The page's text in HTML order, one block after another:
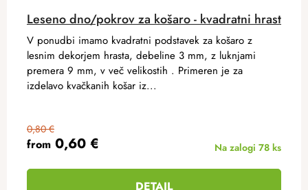
Leseno dno/pokrov za košaro - kvadratni hrast
from 0,60 €
0,80 €
Na zalogi 78 ks
DETAIL
V ponudbi imamo kvadratni podstavek za košaro z
lesnim dekorjem hrasta, debeline 3 mm, z luknjami
premera 9 mm, v več velikostih . Primeren je za
izdelavo kvačkanih košar iz...